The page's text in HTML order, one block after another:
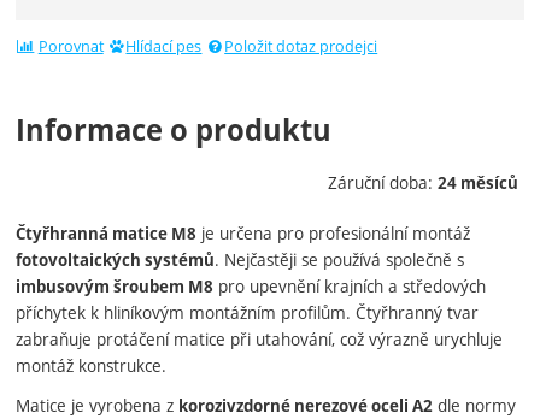
Porovnat Hlídací pes Položit dotaz prodejci
Informace o produktu
Záruční doba: 24 měsíců
Čtyřhranná matice M8 je určena pro profesionální montáž
fotovoltaických systémů. Nejčastěji se používá společně s
imbusovým šroubem M8 pro upevnění krajních a středových
příchytek k hliníkovým montážním profilům. Čtyřhranný tvar
zabraňuje protáčení matice při utahování, což výrazně urychluje
montáž konstrukce.
Matice je vyrobena z korozivzdorné nerezové oceli A2 dle normy